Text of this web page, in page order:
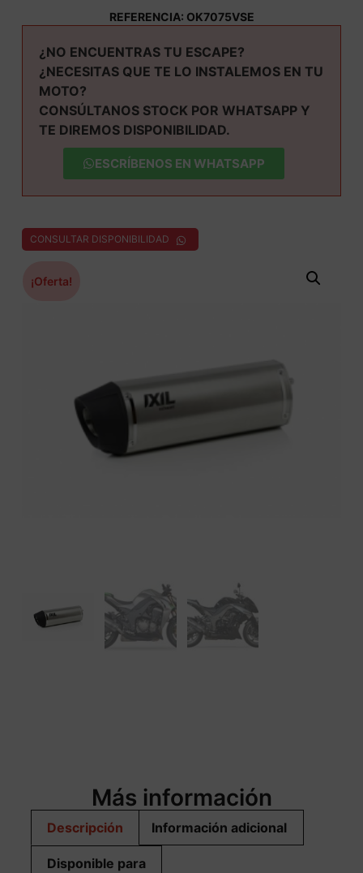
REFERENCIA: OK7075VSE
¿NO ENCUENTRAS TU ESCAPE?
¿NECESITAS QUE TE LO INSTALEMOS EN TU
MOTO?
CONSÚLTANOS STOCK POR WHATSAPP Y
TE DIREMOS DISPONIBILIDAD.
ESCRÍBENOS EN WHATSAPP
CONSULTAR DISPONIBILIDAD
¡Oferta!
Más información
Descripción Información adicional
Disponible para